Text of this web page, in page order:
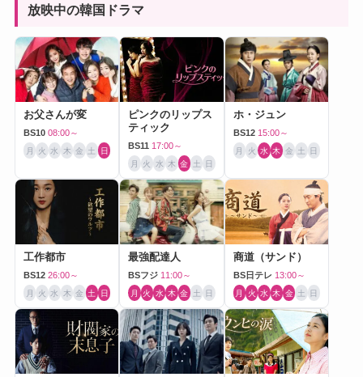
放映中の韓国ドラマ
お父さんが変
BS10 08:00～
月 火 水 木 金 土 日
ピンクのリップス
ティック
BS11 17:00～
月 火 水 木 金 土 日
ホ・ジュン
BS12 15:00～
月 火 水 木 金 土 日
工作都市
BS12 26:00～
月 火 水 木 金 土 日
最強配達人
BSフジ 11:00～
月 火 水 木 金 土 日
商道（サンド）
BS日テレ 13:00～
月 火 水 木 金 土 日